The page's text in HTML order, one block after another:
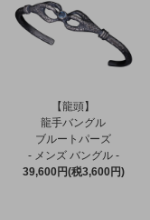
【龍頭】
龍手バングル
ブルートパーズ
- メンズ バングル -
39,600円(税3,600円)